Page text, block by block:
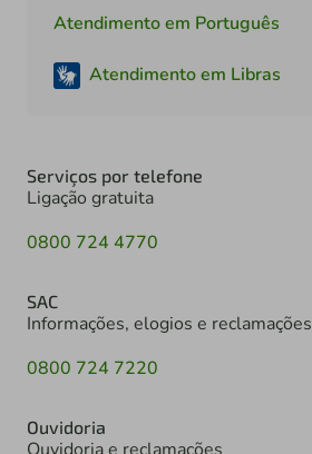
Atendimento em Português
Atendimento em Libras
Serviços por telefone
Ligação gratuita
0800 724 4770
SAC
Informações, elogios e reclamações
0800 724 7220
Ouvidoria